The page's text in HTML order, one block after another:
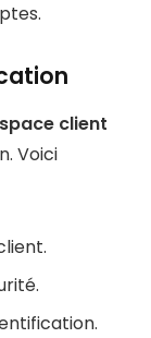
client
Voici